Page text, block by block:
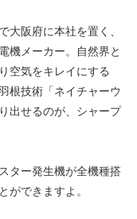
大阪府に本社を置く、
機メーカー。自然界と
空気をキレイにする
根技術「ネイチャーウ
出せるのが、シャープ
ター発生機が全機種搭
ができますよ。